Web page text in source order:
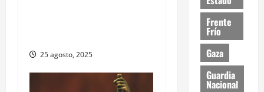
25 agosto, 2025
Frente
Frío
Gaza
Guardia
Nacional